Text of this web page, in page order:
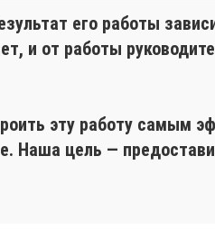
его работы
и от работы
эту работу самым
Наша цель —